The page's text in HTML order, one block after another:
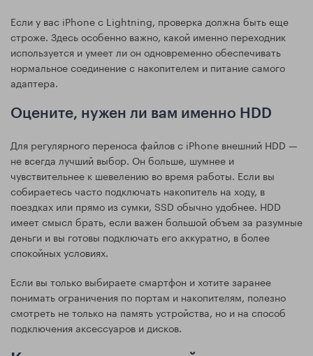
Если у вас iPhone с Lightning, проверка должна быть еще
строже. Здесь особенно важно, какой именно переходник
используется и умеет ли он одновременно обеспечивать
нормальное соединение с накопителем и питание самого
адаптера.
Оцените, нужен ли вам именно HDD
Для регулярного переноса файлов с iPhone внешний HDD —
не всегда лучший выбор. Он больше, шумнее и
чувствительнее к шевелению во время работы. Если вы
собираетесь часто подключать накопитель на ходу, в
поездках или прямо из сумки, SSD обычно удобнее. HDD
имеет смысл брать, если важен большой объем за разумные
деньги и вы готовы подключать его аккуратно, в более
спокойных условиях.
Если вы только выбираете смартфон и хотите заранее
понимать ограничения по портам и накопителям, полезно
смотреть не только на память устройства, но и на способ
подключения аксессуаров и дисков.